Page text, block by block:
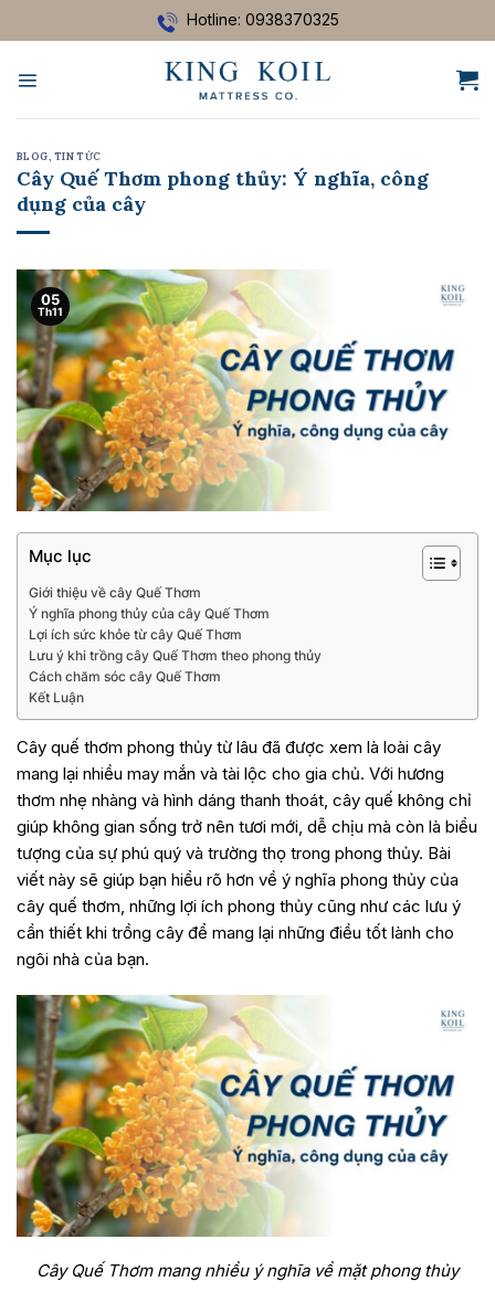
dung
Hotline: 0938370325
BLOG TIN TỨC
Cây Quế Thơm phong thủy: Ý nghĩa, công
dụng của cây
05
Th11
Mục lục
Giới thiệu về cây Quế Thơm
Ý nghĩa phong thủy của cây Quế Thơm
Lợi ích sức khỏe từ cây Quế Thơm
Lưu ý khi trồng cây Quế Thơm theo phong thủy
Cách chăm sóc cây Quế Thơm
Kết Luận
Cây quế thơm phong thủy từ lâu đã được xem là loài cây
mang lại nhiều may mắn và tài lộc cho gia chủ. Với hương
thơm nhẹ nhàng và hình dáng thanh thoát, cây quế không chỉ
giúp không gian sống trở nên tươi mới, dễ chịu mà còn là biểu
tượng của sự phú quý và trường thọ trong phong thủy. Bài
viết này sẽ giúp bạn hiểu rõ hơn về ý nghĩa phong thủy của
cây quế thơm, những lợi ích phong thủy cũng như các lưu ý
cần thiết khi trồng cây để mang lại những điều tốt lành cho
ngôi nhà của bạn.
Cây Quế Thơm mang nhiều ý nghĩa về mặt phong thủy